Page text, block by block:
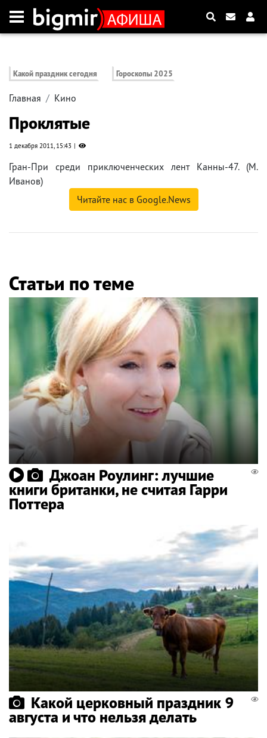
Какой праздник сегодня Гороскопы 2025
Главная Кино
Проклятые
1 декабря 2011, 15:43
Гран-При среди приключенческих лент Канны-47. (М.
Иванов)
Читайте нас в Google.News
Статьи по теме
Джоан Роулинг: лучшие
книги британки, не считая Гарри
Поттера
Какой церковный праздник 9
августа и что нельзя делать